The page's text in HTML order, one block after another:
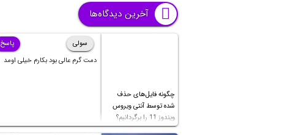
محصولات گیمینگ شیائومی و سایر برندها هم
ممکنه تنظیمات مشابهی موجود باشه. با ساده‌گو
آخرین دیدگاه‌ها
چگونه فایل‌های حذف
شده توسط آنتی ویروس
ویندوز 11 را برگردانیم؟
سولی
دمت گرم عالی بود بکارم خیلی اومد
پاسخ